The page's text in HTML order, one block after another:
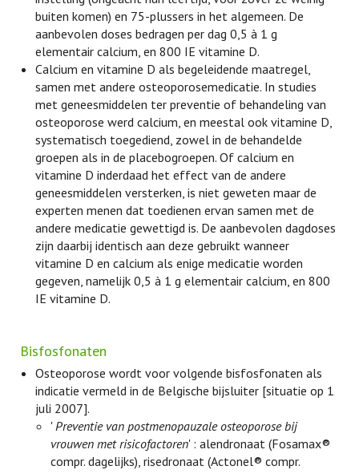
buiten komen) en 75-plussers in het algemeen. De
aanbevolen doses bedragen per dag 0,5 à 1 g
elementair calcium, en 800 IE vitamine D.
Calcium en vitamine D als begeleidende maatregel,
samen met andere osteoporosemedicatie. In studies
met geneesmiddelen ter preventie of behandeling van
osteoporose werd calcium, en meestal ook vitamine D,
systematisch toegediend, zowel in de behandelde
groepen als in de placebogroepen. Of calcium en
vitamine D inderdaad het effect van de andere
geneesmiddelen versterken, is niet geweten maar de
experten menen dat toedienen ervan samen met de
andere medicatie gewettigd is. De aanbevolen dagdoses
zijn daarbij identisch aan deze gebruikt wanneer
vitamine D en calcium als enige medicatie worden
gegeven, namelijk 0,5 à 1 g elementair calcium, en 800
IE vitamine D.
Bisfosfonaten
Osteoporose wordt voor volgende bisfosfonaten als
indicatie vermeld in de Belgische bijsluiter [situatie op 1
juli 2007].
'Preventie van postmenopauzale osteoporose bij
vrouwen met risicofactoren' : alendronaat (Fosamax®
compr. dagelijks), risedronaat (Actonel® compr.